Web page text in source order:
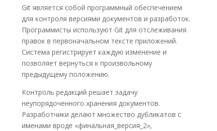
Git является собой программный обеспечением
для контроля версиями документов и разработок.
Программисты используют Git для отслеживания
правок в первоначальном тексте приложений.
Система регистрирует каждую изменение и
позволяет вернуться к произвольному
предыдущему положению.
Контроль редакций решает задачу
неупорядоченного хранения документов.
Разработчики делают множество дубликатов с
именами вроде «финальная_версия_2»,